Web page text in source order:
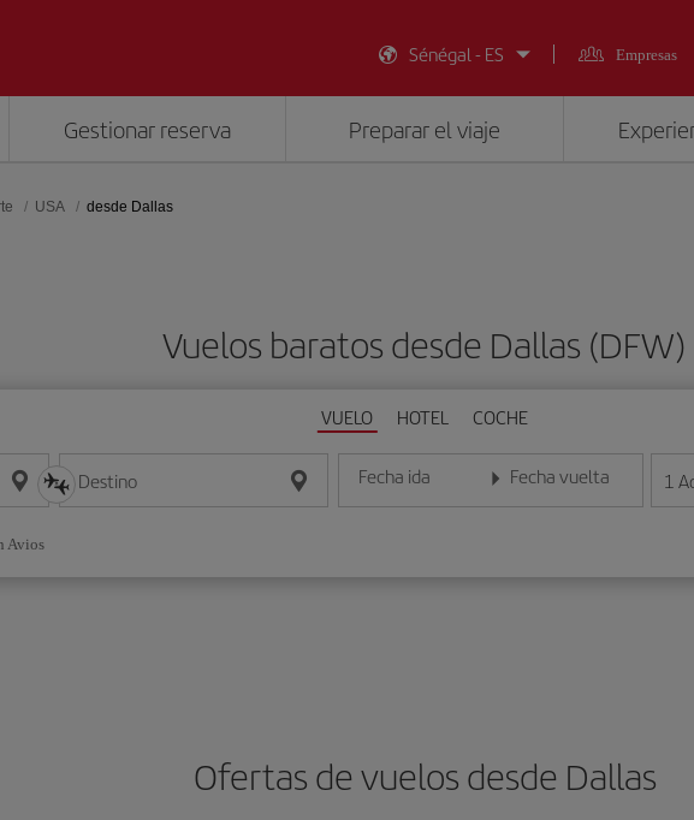
Sénégal - ES
Empresas
Gestionar reserva Preparar el viaje
USA desde Dallas
Vuelos baratos desde Dallas (DFW)
VUELO HOTEL COCHE
Destino Fecha ida
Introduce la fecha en formato día/mes/año
Fecha vuelta
Introduce la fecha en 1
Avios
Ofertas de vuelos desde Dallas